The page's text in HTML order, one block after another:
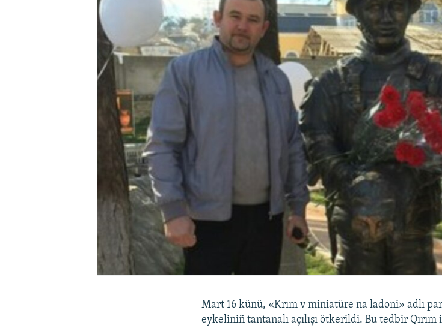
Mart 16 künü, «Krım v miniatüre na ladoni» adlı
eykeliniñ tantanalı açılışı ötkerildi. Bu tedbir Qırım